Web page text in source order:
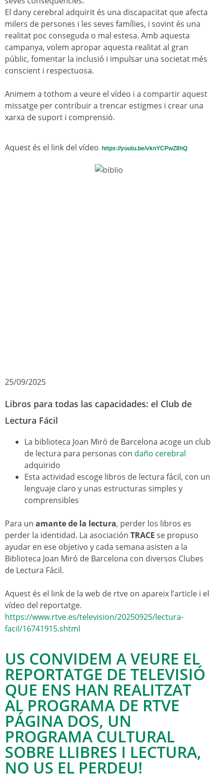
El dany cerebral adquirit és una discapacitat que afecta
milers de persones i les seves famílies, i sovint és una
realitat poc conseguda o mal estesa. Amb aquesta
campanya, volem apropar aquesta realitat al gran
públic, fomentar la inclusió i impulsar una societat més
conscient i respectuosa.
Animem a tothom a veure el vídeo i a compartir aquest
missatge per contribuir a trencar estigmes i crear una
xarxa de suport i comprensió.
Aquest és el link del vídeo https://youtu.be/vknYCPwZ8hQ
25/09/2025
Libros para todas las capacidades: el Club de
Lectura Fácil
La biblioteca Joan Miró de Barcelona acoge un club
de lectura para personas con daño cerebral
adquirido
Esta actividad escoge libros de lectura fácil, con un
lenguaje claro y unas estructuras simples y
comprensibles
Para un amante de la lectura, perder los libros es
perder la identidad. La asociación TRACE se propuso
ayudar en ese objetivo y cada semana asisten a la
Biblioteca Joan Miró de Barcelona con diversos Clubes
de Lectura Fácil.
Aquest és el link de la web de rtve on apareix l’article i el
vídeo del reportatge.
https://www.rtve.es/television/20250925/lectura-
facil/16741915.shtml
US CONVIDEM A VEURE EL
REPORTATGE DE TELEVISIÓ
QUE ENS HAN REALITZAT
AL PROGRAMA DE RTVE
PÁGINA DOS, UN
PROGRAMA CULTURAL
SOBRE LLIBRES I LECTURA,
NO US EL PERDEU!